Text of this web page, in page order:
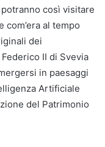
così visitare
al tempo
dei
II di Svevia
in paesaggi
Artificiale
del Patrimonio